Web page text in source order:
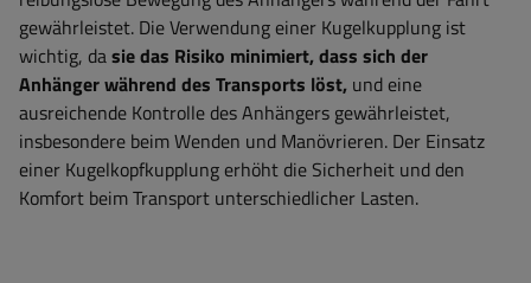
gewährleistet. Die Verwendung einer Kugelkupplung ist
wichtig, dasie das Risiko minimiert, dass sich der
Anhänger während des Transports löst, und eine
ausreichende Kontrolle des Anhängers gewährleistet,
insbesondere beim Wenden und Manövrieren. Der Einsatz
einer Kugelkopfkupplung erhöht die Sicherheit und den
Komfort beim Transport unterschiedlicher Lasten.